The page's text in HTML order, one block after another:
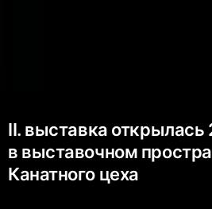
II. выставка открылась
в выставочном
Канатного цеха